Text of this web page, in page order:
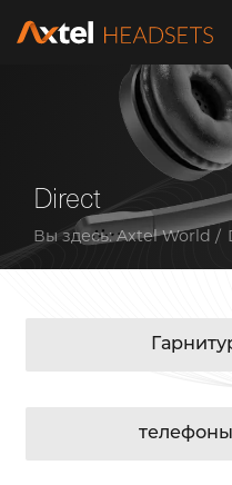
Direct
Вы здесь: Axtel World
телефоны